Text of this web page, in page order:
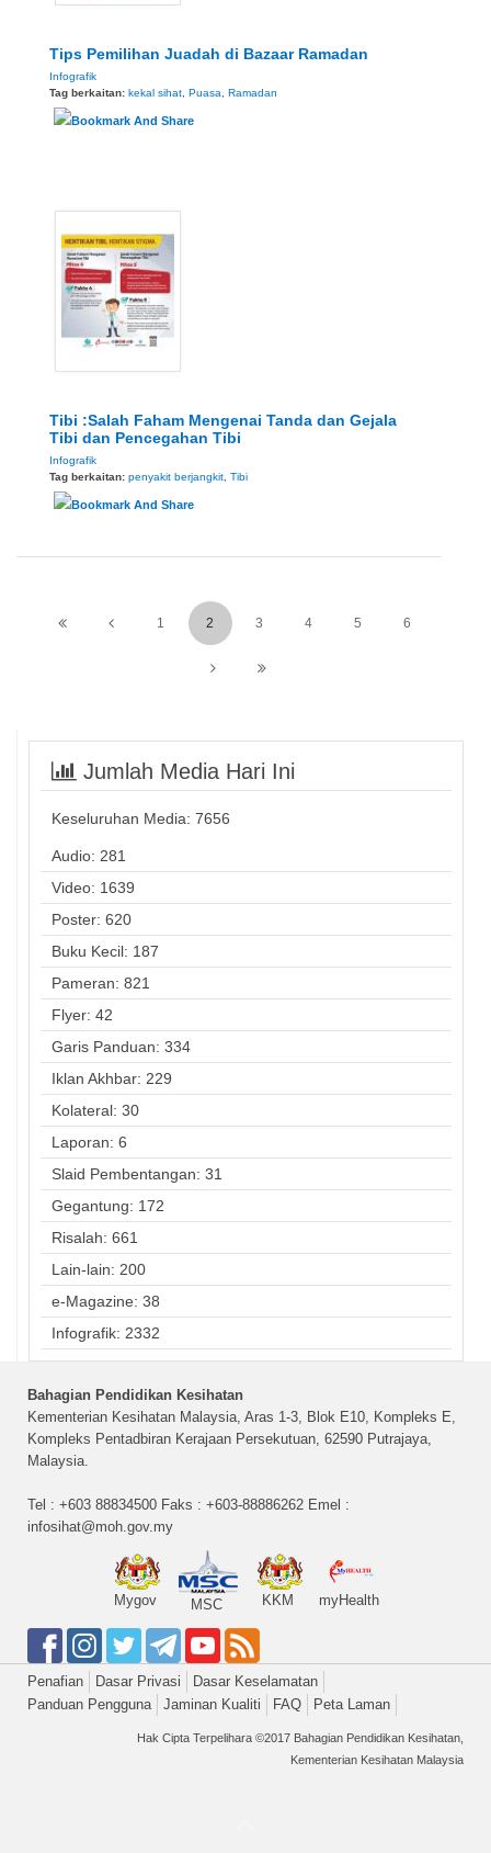
Tips Pemilihan Juadah di Bazaar Ramadan
Infografik
Tag berkaitan: kekal sihat Puasa Ramadan
Tibi :Salah Faham Mengenai Tanda dan Gejala
Tibi dan Pencegahan Tibi
Infografik
Tag berkaitan: penyakit berjangkit Tibi
1 2 3 4 5 6
Jumlah Media Hari Ini
Keseluruhan Media: 7656
Audio: 281
Video: 1639
Poster: 620
Buku Kecil: 187
Pameran: 821
Flyer: 42
Garis Panduan: 334
Iklan Akhbar: 229
Kolateral: 30
Laporan: 6
Slaid Pembentangan: 31
Gegantung: 172
Risalah: 661
Lain-lain: 200
e-Magazine: 38
Infografik: 2332
Bahagian Pendidikan Kesihatan
Kementerian Kesihatan Malaysia, Aras 1-3, Blok E10, Kompleks E,
Kompleks Pentadbiran Kerajaan Persekutuan, 62590 Putrajaya,
Malaysia.
Tel : +603 88834500 Faks : +603-88886262 Emel :
infosihat@moh.gov.my
Mygov MSC KKM myHealth
Penafian Dasar Privasi
Dasar Keselamatan
Panduan Pengguna
Jaminan Kualiti FAQ Peta Laman
Hak Cipta Terpelihara ©2017 Bahagian Pendidikan Kesihatan,
Kementerian Kesihatan Malaysia